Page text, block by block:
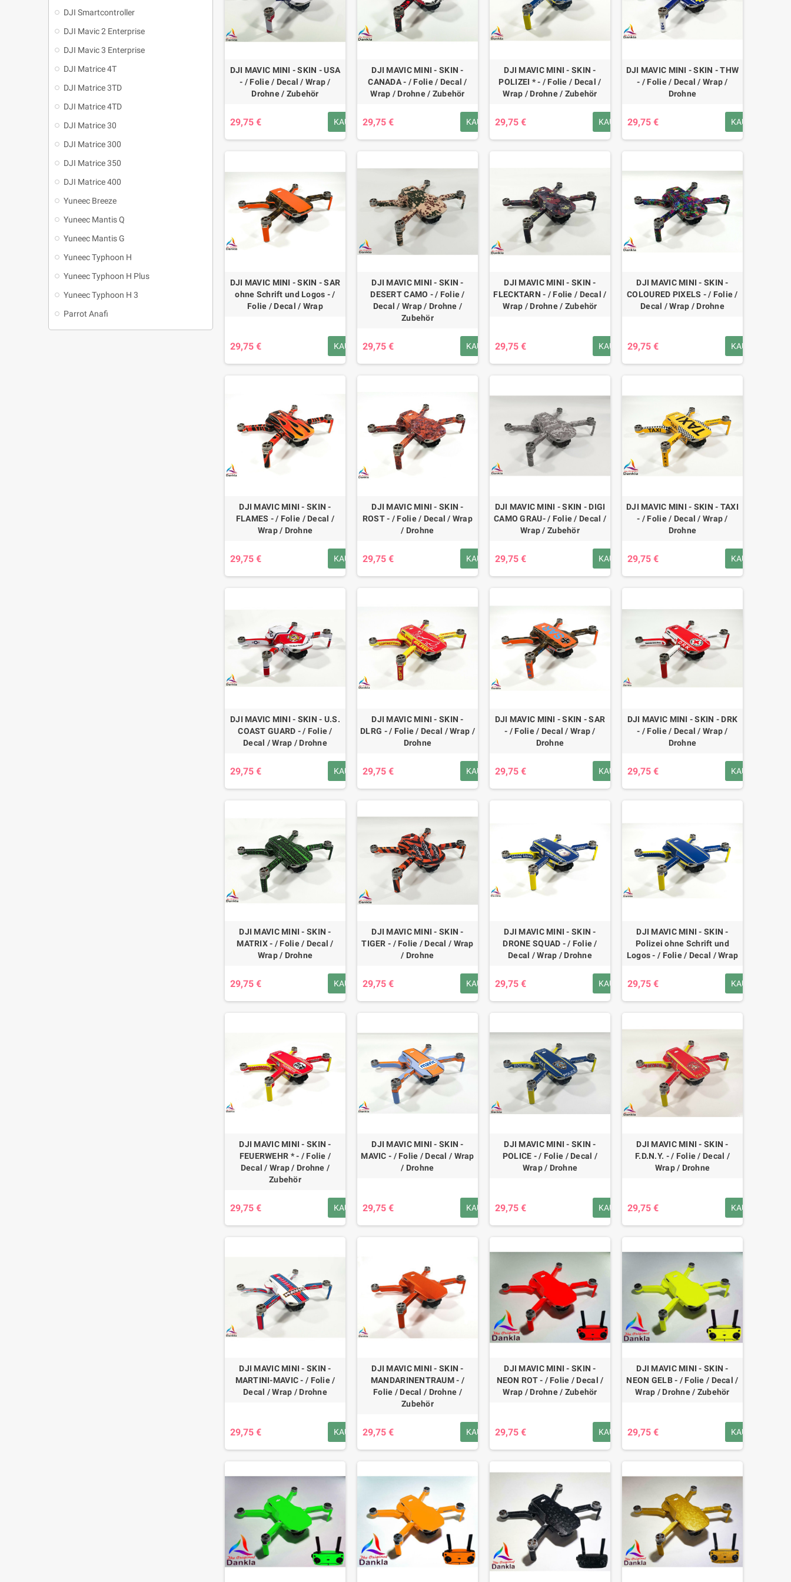
DJI Smartcontroller
DJI Mavic 2 Enterprise
DJI Mavic 3 Enterprise
DJI Matrice 4T
DJI Matrice 3TD
DJI Matrice 4TD
DJI Matrice 30
DJI Matrice 300
DJI Matrice 350
DJI Matrice 400
Yuneec Breeze
Yuneec Mantis Q
Yuneec Mantis G
Yuneec Typhoon H
Yuneec Typhoon H Plus
Yuneec Typhoon H 3
Parrot Anafi
DJI MAVIC MINI - SKIN - USA
- / Folie / Decal / Wrap /
Drohne / Zubehör
29,75 € KAUFEN
DJI MAVIC MINI - SKIN -
CANADA - / Folie / Decal /
Wrap / Drohne / Zubehör
29,75 € KAUFEN
DJI MAVIC MINI - SKIN -
POLIZEI * - / Folie / Decal /
Wrap / Drohne / Zubehör
29,75 € KAUFEN
DJI MAVIC MINI - SKIN - THW
- / Folie / Decal / Wrap /
Drohne
29,75 € KAUFEN
DJI MAVIC MINI - SKIN - SAR
ohne Schrift und Logos - /
Folie / Decal / Wrap
29,75 € KAUFEN
DJI MAVIC MINI - SKIN -
DESERT CAMO - / Folie /
Decal / Wrap / Drohne /
Zubehör
29,75 € KAUFEN
DJI MAVIC MINI - SKIN -
FLECKTARN - / Folie / Decal /
Wrap / Drohne / Zubehör
29,75 € KAUFEN
DJI MAVIC MINI - SKIN -
COLOURED PIXELS - / Folie /
Decal / Wrap / Drohne
29,75 € KAUFEN
DJI MAVIC MINI - SKIN -
FLAMES - / Folie / Decal /
Wrap / Drohne
29,75 € KAUFEN
DJI MAVIC MINI - SKIN -
ROST - / Folie / Decal / Wrap
/ Drohne
29,75 € KAUFEN
DJI MAVIC MINI - SKIN - DIGI
CAMO GRAU- / Folie / Decal /
Wrap / Zubehör
29,75 € KAUFEN
DJI MAVIC MINI - SKIN - TAXI
- / Folie / Decal / Wrap /
Drohne
29,75 € KAUFEN
DJI MAVIC MINI - SKIN - U.S.
COAST GUARD - / Folie /
Decal / Wrap / Drohne
29,75 € KAUFEN
DJI MAVIC MINI - SKIN -
DLRG - / Folie / Decal / Wrap /
Drohne
29,75 € KAUFEN
DJI MAVIC MINI - SKIN - SAR
- / Folie / Decal / Wrap /
Drohne
29,75 € KAUFEN
DJI MAVIC MINI - SKIN - DRK
- / Folie / Decal / Wrap /
Drohne
29,75 € KAUFEN
DJI MAVIC MINI - SKIN -
MATRIX - / Folie / Decal /
Wrap / Drohne
29,75 € KAUFEN
DJI MAVIC MINI - SKIN -
TIGER - / Folie / Decal / Wrap
/ Drohne
29,75 € KAUFEN
DJI MAVIC MINI - SKIN -
DRONE SQUAD - / Folie /
Decal / Wrap / Drohne
29,75 € KAUFEN
DJI MAVIC MINI - SKIN -
Polizei ohne Schrift und
Logos - / Folie / Decal / Wrap
29,75 € KAUFEN
DJI MAVIC MINI - SKIN -
FEUERWEHR * - / Folie /
Decal / Wrap / Drohne /
Zubehör
29,75 € KAUFEN
DJI MAVIC MINI - SKIN -
MAVIC - / Folie / Decal / Wrap
/ Drohne
29,75 € KAUFEN
DJI MAVIC MINI - SKIN -
POLICE - / Folie / Decal /
Wrap / Drohne
29,75 € KAUFEN
DJI MAVIC MINI - SKIN -
F.D.N.Y. - / Folie / Decal /
Wrap / Drohne
29,75 € KAUFEN
DJI MAVIC MINI - SKIN -
MARTINI-MAVIC - / Folie /
Decal / Wrap / Drohne
29,75 € KAUFEN
DJI MAVIC MINI - SKIN -
MANDARINENTRAUM - /
Folie / Decal / Drohne /
Zubehör
29,75 € KAUFEN
DJI MAVIC MINI - SKIN -
NEON ROT - / Folie / Decal /
Wrap / Drohne / Zubehör
29,75 € KAUFEN
DJI MAVIC MINI - SKIN -
NEON GELB - / Folie / Decal /
Wrap / Drohne / Zubehör
29,75 € KAUFEN